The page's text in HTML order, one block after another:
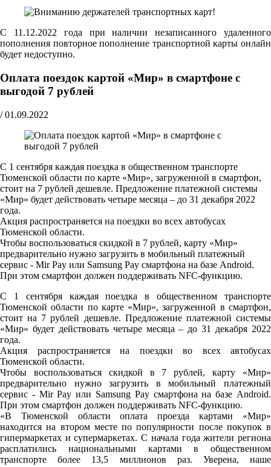
C 11.12.2022 года при наличии незаписанного удаленного
пополнения повторное пополнение транспортной карты онлайн
будет недоступно.
Оплата поездок картой «Мир» в смартфоне с
выгодой 7 рублей
/ 01.09.2022
C 1 сентября каждая поездка в общественном транспорте
Тюменской области по карте «Мир», загруженной в смартфон,
стоит на 7 рублей дешевле. Предложение платежной системы
«Мир» будет действовать четыре месяца – до 31 декабря 2022
года.
Акция распространяется на поездки во всех автобусах
Тюменской области.
Чтобы воспользоваться скидкой в 7 рублей, карту «Мир»
предварительно нужно загрузить в мобильный платежный
сервис - Mir Pay или Samsung Pay смартфона на базе Android.
При этом смартфон должен поддерживать NFC-функцию.
C 1 сентября каждая поездка в общественном транспорте
Тюменской области по карте «Мир», загруженной в смартфон,
стоит на 7 рублей дешевле. Предложение платежной системы
«Мир» будет действовать четыре месяца – до 31 декабря 2022
года.
Акция распространяется на поездки во всех автобусах
Тюменской области.
Чтобы воспользоваться скидкой в 7 рублей, карту «Мир»
предварительно нужно загрузить в мобильный платежный
сервис - Mir Pay или Samsung Pay смартфона на базе Android.
При этом смартфон должен поддерживать NFC-функцию.
«В Тюменской области оплата проезда картами «Мир»
находится на втором месте по популярности после покупок в
гипермаркетах и супермаркетах. С начала года жители региона
расплатились национальными картами в общественном
транспорте более 13,5 миллионов раз. Уверена, наше